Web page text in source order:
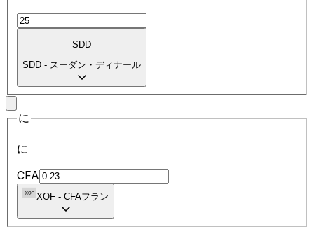
SDD
SDD - スーダン・ディナール
に
に
CFA
XOF - CFAフラン